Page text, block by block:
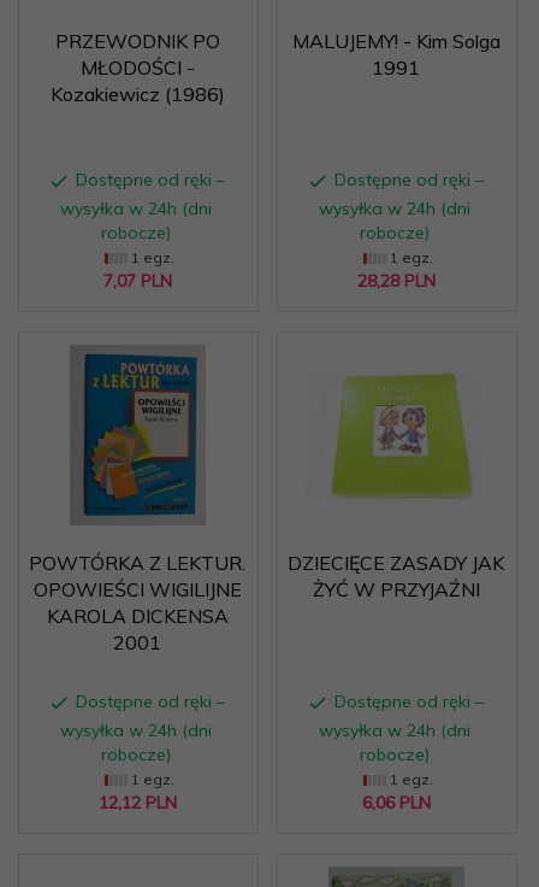
PRZEWODNIK PO
MŁODOŚCI -
Kozakiewicz (1986)
Dostępne od ręki –
wysyłka w 24h (dni
robocze)
1 egz.
7,07 PLN
MALUJEMY! - Kim Solga
1991
Dostępne od ręki –
wysyłka w 24h (dni
robocze)
1 egz.
28,28 PLN
POWTÓRKA Z LEKTUR.
OPOWIEŚCI WIGILIJNE
KAROLA DICKENSA
2001
Dostępne od ręki –
wysyłka w 24h (dni
robocze)
1 egz.
12,12 PLN
DZIECIĘCE ZASADY JAK
ŻYĆ W PRZYJAŹNI
Dostępne od ręki –
wysyłka w 24h (dni
robocze)
1 egz.
6,06 PLN